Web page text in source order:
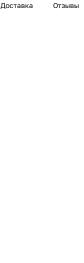
Доставка Отзывы